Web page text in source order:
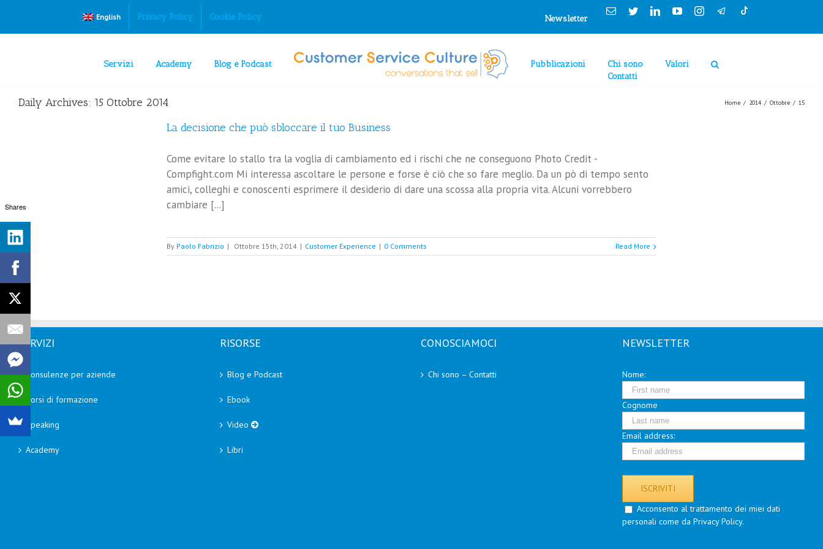
English Privacy Policy Cookie Policy
EmailTwitterLinkedinYouTubeInstagram
Newsletter
Servizi Academy Blog e Podcast Pubblicazioni
Chi sono
Contatti
Valori
Daily Archives: 15 Ottobre 2014 Home / 2014 / Ottobre / 15
La decisione che può sbloccare il tuo Business
Come evitare lo stallo tra la voglia di cambiamento ed i rischi che ne conseguono Photo Credit -
Compfight.com Mi interessa ascoltare le persone e forse è ciò che so fare meglio. Da un pò di tempo sento
amici, colleghi e conoscenti esprimere il desiderio di dare una scossa alla propria vita. Alcuni vorrebbero
cambiare [...]
By Paolo Fabrizio | Ottobre 15th, 2014 | Customer Experience | 0 Comments Read More
SERVIZI
Consulenze per aziende
Corsi di formazione
Speaking
Academy
RISORSE
Blog e Podcast
Ebook
Video
Libri
CONOSCIAMOCI
Chi sono – Contatti
NEWSLETTER
Nome:
Cognome
Email address:
Acconsento al trattamento dei miei dati
personali come da Privacy Policy.
Su questo Sito Web utilizziamo cookie tecnici e, previo tuo consenso, cookie di profilazione di terze parti. Se sei d'accordo clicca "Accetto" Cookie Policy
Shares